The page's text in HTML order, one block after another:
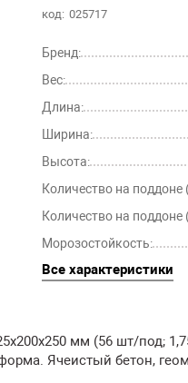
код: 025717
Бренд:
Вес:
Длина:
Ширина:
Высота:
Количество на поддоне
Количество на поддоне
Морозостойкость:
Все характеристики
мм (56 шт/под;
Ячеистый бетон,